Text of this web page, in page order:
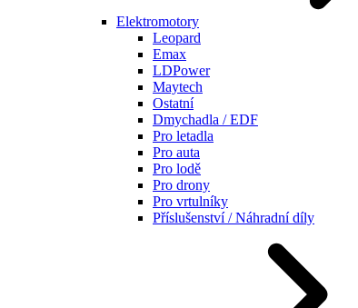
Elektromotory
Leopard
Emax
LDPower
Maytech
Ostatní
Dmychadla / EDF
Pro letadla
Pro auta
Pro lodě
Pro drony
Pro vrtulníky
Příslušenství / Náhradní díly